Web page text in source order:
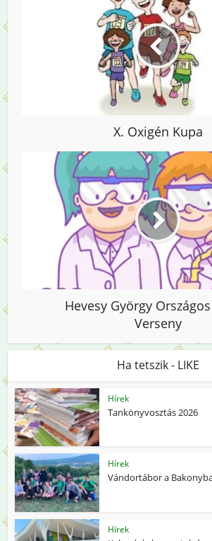
X. Oxigén Kupa
Hevesy György
Verseny
Ha tetszik - LIKE
Hírek
Tankönyvosztás 2026
Hírek
Vándortábor a
Hírek